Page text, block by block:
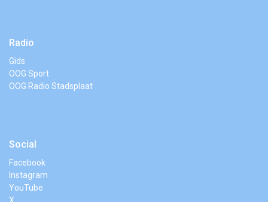
Radio
Gids
OOG Sport
OOG Radio Stadsplaat
Social
Facebook
Instagram
YouTube
X